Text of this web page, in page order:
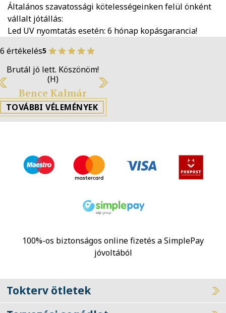
Általános szavatossági kötelességeinken felül önként
vállalt jótállás:
Led UV nyomtatás esetén: 6 hónap kopásgarancia!
6 értékelés5
Brutál jó lett. Köszönöm!
(H)
Bence Kalmár
Previous
Next
TOVÁBBI VÉLEMÉNYEK
100%-os biztonságos online fizetés a SimplePay
jóvoltából
Tokterv ötletek